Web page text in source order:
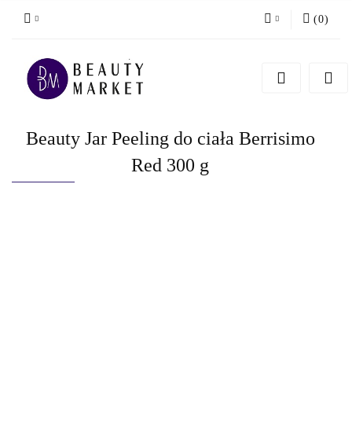
Zarejestruj się
(0)
Beauty Jar Peeling do ciała Berrisimo
Red 300 g